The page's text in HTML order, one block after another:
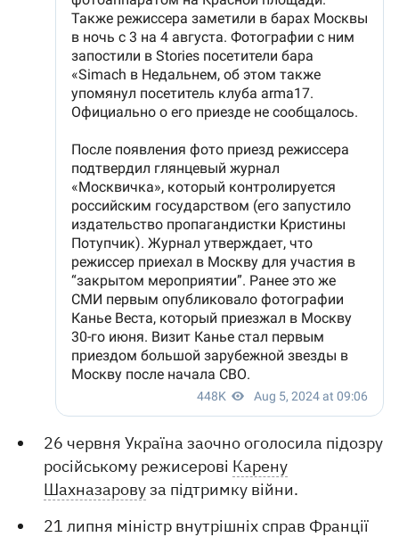
26 червня Україна заочно оголосила підозру
російському режисерові Карену
Шахназаровуза підтримку війни.
21 липня міністр внутрішніх справ Франції